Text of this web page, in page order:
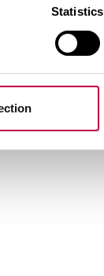
Statistics
produkti